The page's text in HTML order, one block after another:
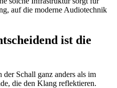
auf die moderne Audiotechnik
ist die
Schall ganz anders als im
die den Klang reflektieren.